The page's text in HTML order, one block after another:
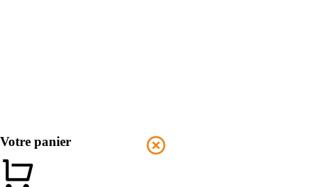
Votre panier